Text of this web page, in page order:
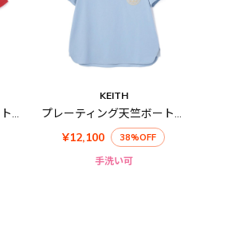
プレーティング天竺カットソー
KEITH
プレーティング天竺ボートネックカットソー
¥12,100
38%OFF
手洗い可